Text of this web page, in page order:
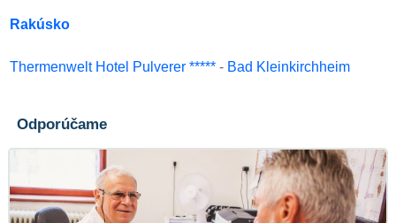
Rakúsko
Thermenwelt Hotel Pulverer ***** - Bad Kleinkirchheim
Odporúčame